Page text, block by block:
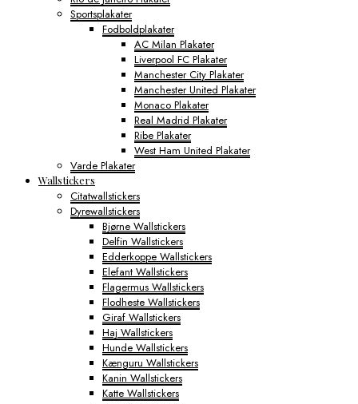
Sportsplakater
Fodboldplakater
AC Milan Plakater
Liverpool FC Plakater
Manchester City Plakater
Manchester United Plakater
Monaco Plakater
Real Madrid Plakater
Ribe Plakater
West Ham United Plakater
Varde Plakater
Wallstickers
Citatwallstickers
Dyrewallstickers
Bjørne Wallstickers
Delfin Wallstickers
Edderkoppe Wallstickers
Elefant Wallstickers
Flagermus Wallstickers
Flodheste Wallstickers
Giraf Wallstickers
Haj Wallstickers
Hunde Wallstickers
Kænguru Wallstickers
Kanin Wallstickers
Katte Wallstickers